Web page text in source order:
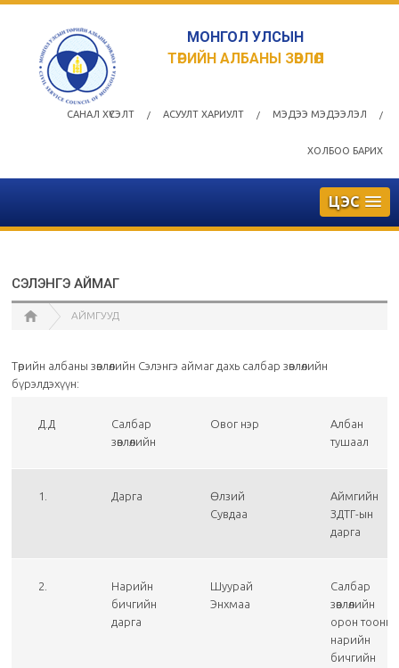
МОНГОЛ УЛСЫН
ТӨРИЙН АЛБАНЫ ЗӨВЛӨЛ
САНАЛ ХҮСЭЛТ / АСУУЛТ ХАРИУЛТ / МЭДЭЭ МЭДЭЭЛЭЛ /
ХОЛБОО БАРИХ
ЦЭС
СЭЛЭНГЭ АЙМАГ
АЙМГУУД
Төрийн албаны зөвлөлийн Сэлэнгэ аймаг дахь салбар зөвлөлийн
бүрэлдэхүүн:
Д.Д
Салбар
зөвлөлийн
Овог нэр
Албан
тушаал
1. Дарга
Өлзий
Сувдаа
Аймгийн
ЗДТГ-ын
дарга
2.
Нарийн
бичгийн
дарга
Шуурай
Энхмаа
Салбар
зөвлөлийн
орон тооны
нарийн
бичгийн